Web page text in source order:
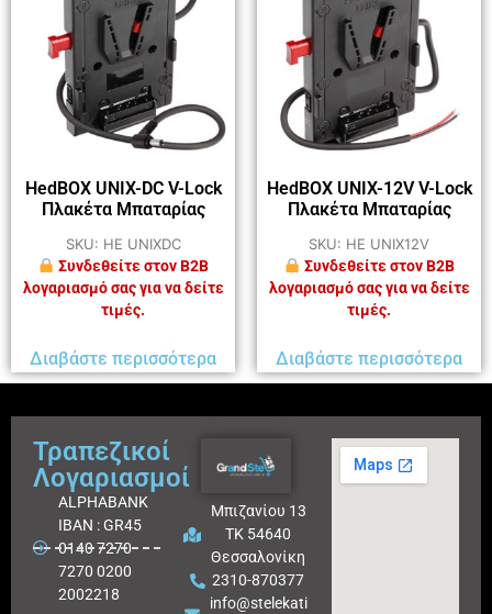
HedBOX UNIX-DC V-Lock
Πλακέτα Μπαταρίας
SKU: HE UNIXDC
Συνδεθείτε στον B2B
λογαριασμό σας για να δείτε
τιμές.
Διαβάστε περισσότερα
HedBOX UNIX-12V V-Lock
Πλακέτα Μπαταρίας
SKU: HE UNIX12V
Συνδεθείτε στον B2B
λογαριασμό σας για να δείτε
τιμές.
Διαβάστε περισσότερα
Τραπεζικοί
Λογαριασμοί
ALPHABANK
IBAN : GR45
0140 7270
7270 0200
2002218
Μπιζανίου 13
ΤΚ 54640
Θεσσαλονίκη
2310-870377
info@stelekati